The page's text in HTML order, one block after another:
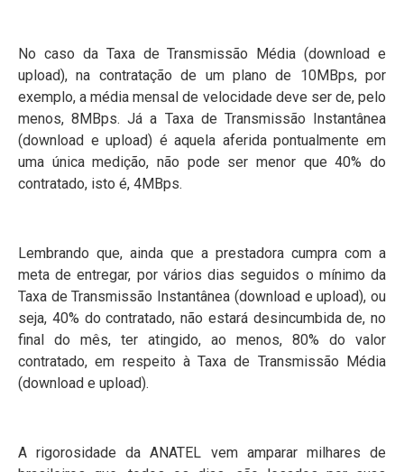
No caso da Taxa de Transmissão Média (download e
upload), na contratação de um plano de 10MBps, por
exemplo, a média mensal de velocidade deve ser de, pelo
menos, 8MBps. Já a Taxa de Transmissão Instantânea
(download e upload) é aquela aferida pontualmente em
uma única medição, não pode ser menor que 40% do
contratado, isto é, 4MBps.
Lembrando que, ainda que a prestadora cumpra com a
meta de entregar, por vários dias seguidos o mínimo da
Taxa de Transmissão Instantânea (download e upload), ou
seja, 40% do contratado, não estará desincumbida de, no
final do mês, ter atingido, ao menos, 80% do valor
contratado, em respeito à Taxa de Transmissão Média
(download e upload).
A rigorosidade da ANATEL vem amparar milhares de